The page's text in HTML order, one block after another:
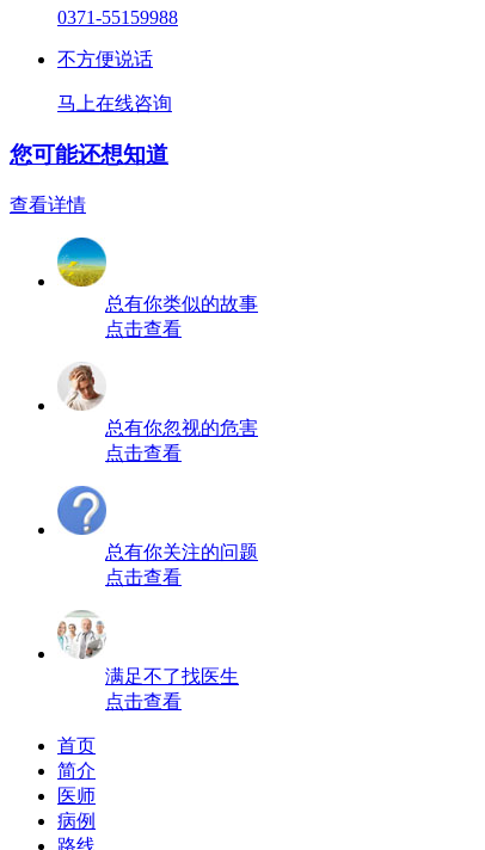
0371-55159988
不方便说话
马上在线咨询
您可能还想知道
查看详情
总有你类似的故事
点击查看
总有你忽视的危害
点击查看
总有你关注的问题
点击查看
满足不了找医生
点击查看
首页
简介
医师
病例
路线